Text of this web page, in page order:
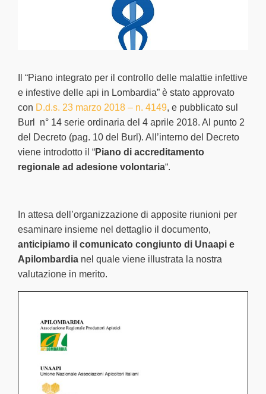
Il “Piano integrato per il controllo delle malattie infettive
e infestive delle api in Lombardia” è stato approvato
con D.d.s. 23 marzo 2018 – n. 4149, e pubblicato sul
Burl n° 14 serie ordinaria del 4 aprile 2018. Al punto 2
del Decreto (pag. 10 del Burl). All’interno del Decreto
viene introdotto il “Piano di accreditamento
regionale ad adesione volontaria“.
In attesa dell’organizzazione di apposite riunioni per
esaminare insieme nel dettaglio il documento,
anticipiamo il comunicato congiunto di Unaapi e
Apilombardia nel quale viene illustrata la nostra
valutazione in merito.